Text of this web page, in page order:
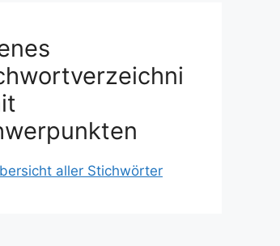
aller Stichwörter